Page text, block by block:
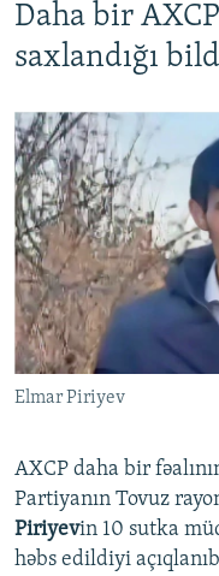
Daha bir
saxlandığı
Elmar Piriyev
AXCP daha bir
Partiyanın Tovuz
Piriyevin 10 sutka
həbs edildiyi